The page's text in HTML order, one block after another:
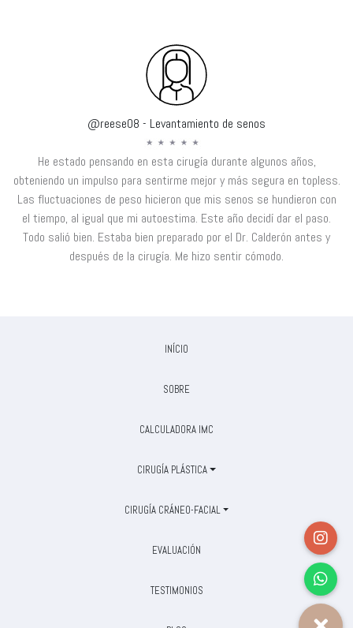
@reese08 - Levantamiento de senos
He estado pensando en esta cirugía durante algunos años,
obteniendo un impulso para sentirme mejor y más segura en topless.
Las fluctuaciones de peso hicieron que mis senos se hundieron con
el tiempo, al igual que mi autoestima. Este año decidí dar el paso.
Todo salió bien. Estaba bien preparado por el Dr. Calderón antes y
después de la cirugía. Me hizo sentir cómodo.
INÍCIO
SOBRE
CALCULADORA IMC
CIRUGÍA PLÁSTICA
CIRUGÍA CRÁNEO-FACIAL
EVALUACIÓN
TESTIMONIOS